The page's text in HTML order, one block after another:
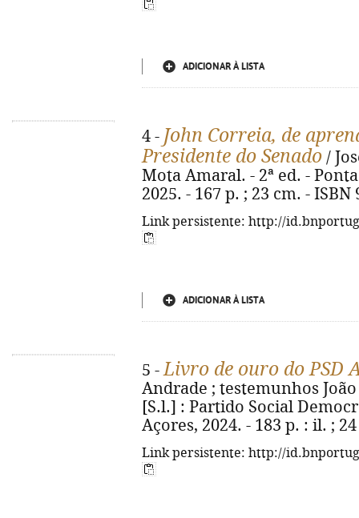
ADICIONAR À LISTA
4 - John Correia, de
Presidente do Senado /
Mota Amaral. - 2ª ed. -
2025. - 167 p. ; 23 cm. - ISBN
Link persistente: http://
ADICIONAR À LISTA
5 -Livro de ouro do PSD
Andrade ; testemunhos
[S.l.] : Partido Social
Açores, 2024. - 183 p. : il. ;
Link persistente: http://